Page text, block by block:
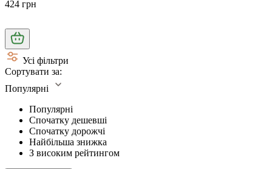
424 грн
Усі фільтри
Сортувати за:
Популярні
Популярні
Спочатку дешевші
Спочатку дорожчі
Найбільша знижка
З високим рейтингом